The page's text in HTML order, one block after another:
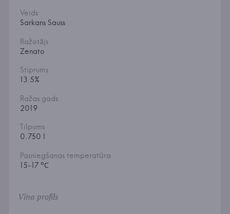
Veids
Sarkans Sauss
Ražotājs
Zenato
Stiprums
13.5%
Ražas gads
2019
Tilpums
0.750 l
Pasniegšanas temperatūra
15-17 °С
Vīna profils